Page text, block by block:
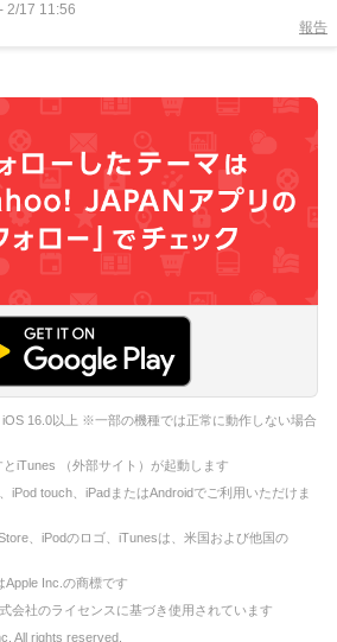
- 2/17 11:56
報告
16.0以上 ※一部の機種では正常に動作しない場合
とiTunes （外部サイト）が起動します
iPod touch、iPadまたはAndroidでご利用いただけま
、iPodのロゴ、iTunesは、米国および他国の
Apple Inc.の商標です
会社のライセンスに基づき使用されています
All rights reserved.